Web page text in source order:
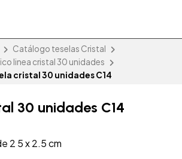
Catálogo teselas Cristal
linea cristal 30 unidades
cristal 30 unidades C14
30 unidades C14
2 5 x 2.5 cm